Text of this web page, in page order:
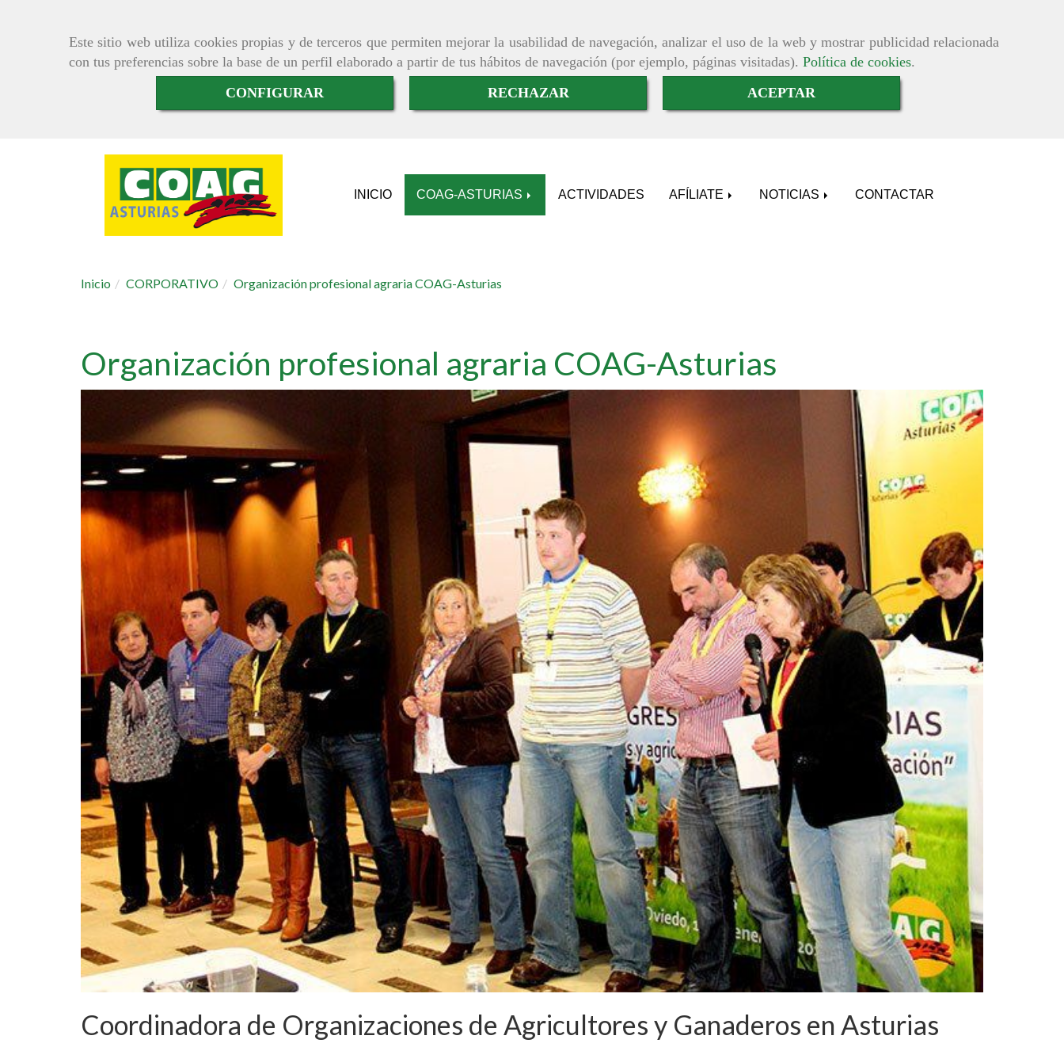
Este sitio web utiliza cookies propias y de terceros que permiten mejorar la usabilidad de navegación, analizar el uso de la web y mostrar publicidad relacionada
con tus preferencias sobre la base de un perfil elaborado a partir de tus hábitos de navegación (por ejemplo, páginas visitadas). Política de cookies.
CONFIGURAR
RECHAZAR ACEPTAR
INICIO COAG-ASTURIAS ACTIVIDADES AFÍLIATE NOTICIAS CONTACTAR
Inicio CORPORATIVO Organización profesional agraria COAG-Asturias
Organización profesional agraria COAG-Asturias
Coordinadora de Organizaciones de Agricultores y Ganaderos en Asturias